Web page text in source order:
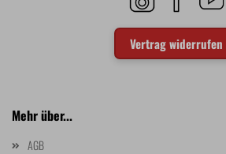
Vertrag widerrufen
Mehr über...
AGB